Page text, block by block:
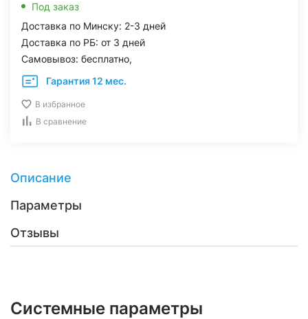
Под заказ
Доставка по Минску: 2-3 дней
Доставка по РБ: от 3 дней
Самовывоз: бесплатно,
Гарантия 12 мес.
В избранное
В сравнение
Описание
Параметры
Отзывы
Системные параметры